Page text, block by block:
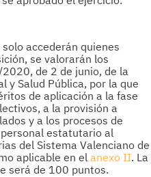
accederán quienes
se valorarán los
de 2 de junio, de la
y Salud Pública, por la que
de aplicación a la fase
a la provisión a
y a los procesos de
estatutario al
del Sistema Valenciano de
aplicable en el anexo II. La
será de 100 puntos.